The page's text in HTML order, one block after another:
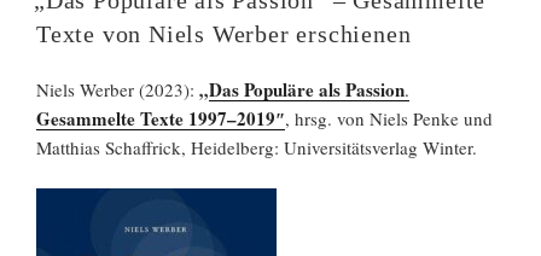
Texte von Niels Werber erschienen
Niels Werber (2023): „Das Populäre als Passion.
Gesammelte Texte 1997–2019″, hrsg. von Niels Penke und
Matthias Schaffrick, Heidelberg: Universitätsverlag Winter.